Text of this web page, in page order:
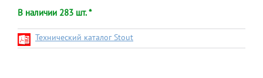
В наличии 283 шт. *
Технический каталог Stout